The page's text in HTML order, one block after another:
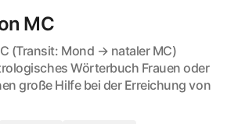
MC
(Transit: Mond → nataler MC)
Wörterbuch Frauen oder
große Hilfe bei der Erreichung von